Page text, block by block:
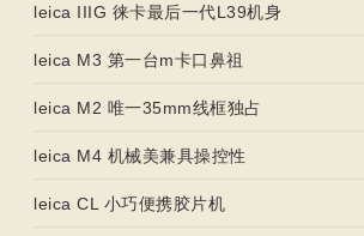
leica IIIG 徕卡最后一代L39机身
leica M3 第一台m卡口鼻祖
leica M2 唯一35mm线框独占
leica M4 机械美兼具操控性
leica CL 小巧便携胶片机